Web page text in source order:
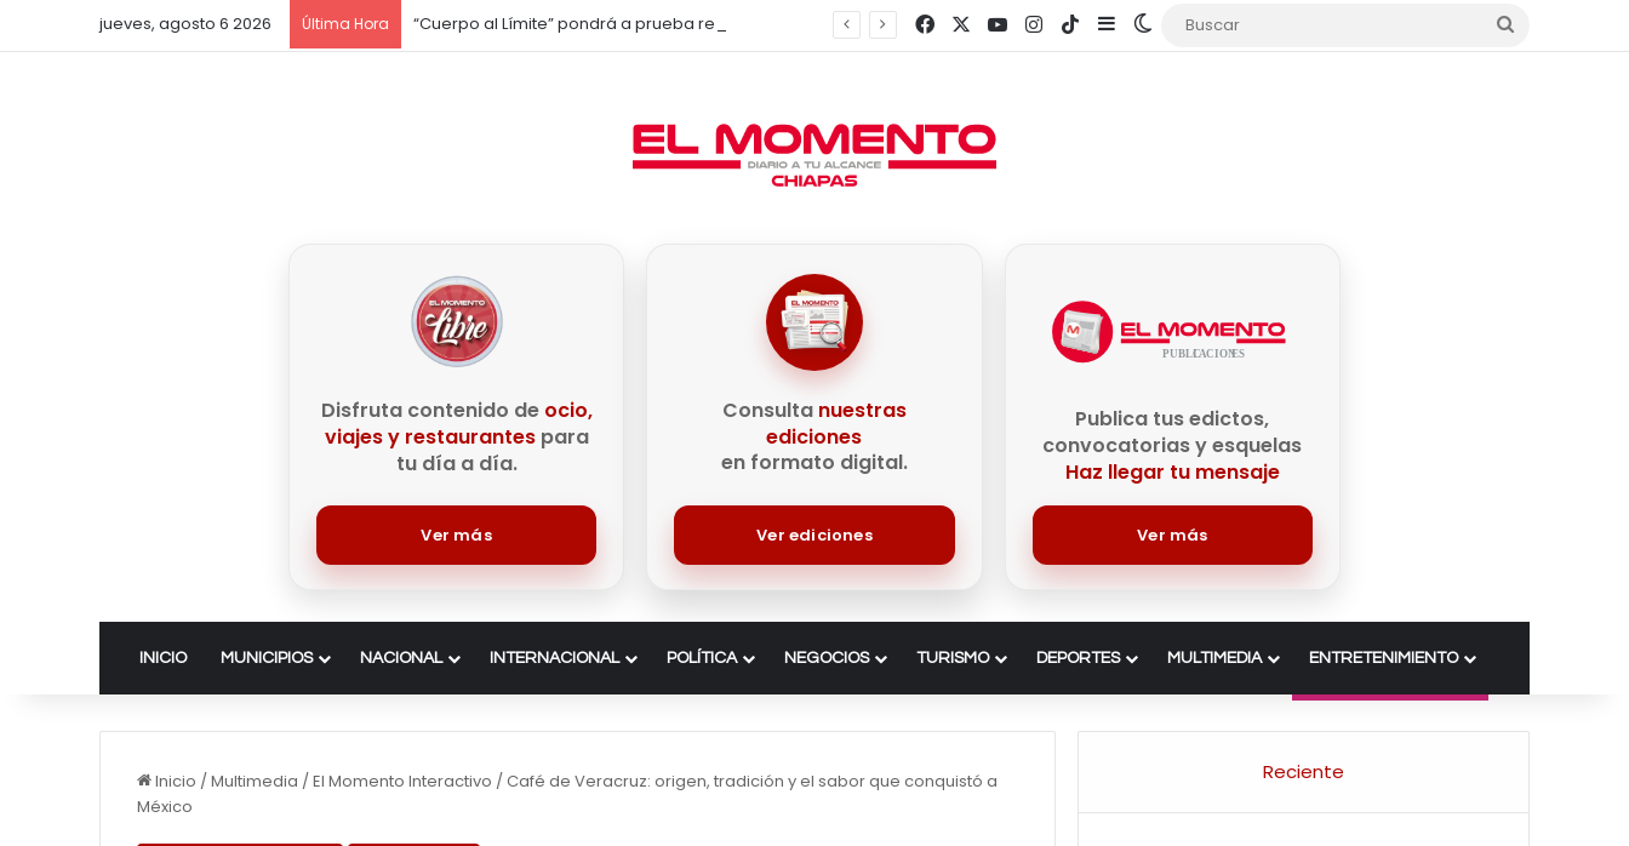
jueves, agosto 6 2026 Última Hora FacebookYouTubeInstagram
TikTokSidebarSwitch skin Buscar
Disfruta contenido de ocio,
viajes y restaurantespara
tu día a día.
Ver más
Consulta nuestras
ediciones
en formato digital.
Ver ediciones
Publica tus edictos,
convocatorias y esquelas
Haz llegar tu mensaje
Ver más
INICIO MUNICIPIOS NACIONAL INTERNACIONAL POLÍTICA NEGOCIOS TURISMO DEPORTES MULTIMEDIA ENTRETENIMIENTO
Inicio /Multimedia /El Momento Interactivo /Café de Veracruz: origen, tradición y el sabor que conquistó a
México
Reciente